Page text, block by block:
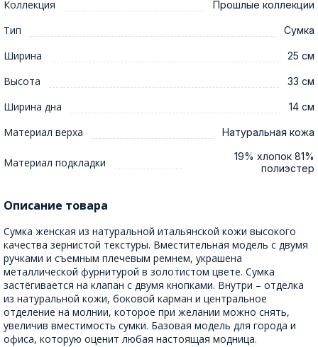
Коллекция Прошлые коллекции
Тип Сумка
Ширина 25 см
Высота 33 см
Ширина дна 14 см
Материал верха Натуральная кожа
Материал подкладки
19% хлопок 81%
полиэстер
Описание товара
Сумка женская из натуральной итальянской кожи высокого
качества зернистой текстуры. Вместительная модель с двумя
ручками и съемным плечевым ремнем, украшена
металлической фурнитурой в золотистом цвете. Сумка
застёгивается на клапан с двумя кнопками. Внутри – отделка
из натуральной кожи, боковой карман и центральное
отделение на молнии, которое при желании можно снять,
увеличив вместимость сумки. Базовая модель для города и
офиса, которую оценит любая настоящая модница.